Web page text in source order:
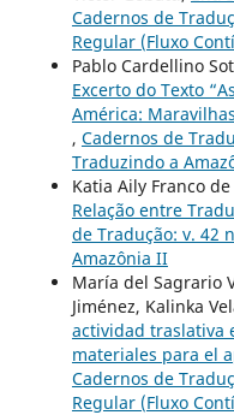
Cadernos de
Regular (Fluxo
Pablo Cardellino
Excerto do Texto
América:
, Cadernos de
Traduzindo a
Katia Aily Franco
Relação entre
de Tradução: v. 42
Amazônia II
María del Sagrario
Jiménez, Kalinka
actividad traslativa
materiales para el
Cadernos de
Regular (Fluxo